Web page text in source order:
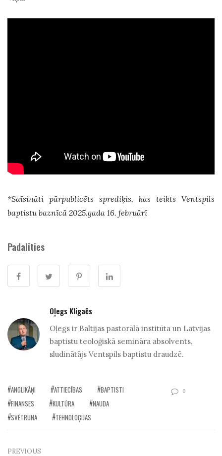
*Saīsināti pārpublicēts sprediķis, kas teikts Ventspils
baptistu baznīcā 2025.gada 16. februārī
Padalīties
Oļegs Kligačs
Oļegs ir Baltijas pastorālā institūta un Latvijas
baptistu teoloģiskā semināra absolvents,
sludinātājs Ventspils baptistu draudzē.
ANGLIKĀŅI ATTIECĪBAS
BAPTISTI
FINANSES
KULTŪRA
NAUDA
SVĒTRUNA
TEHNOLOĢIJAS
0
PREVIOUS